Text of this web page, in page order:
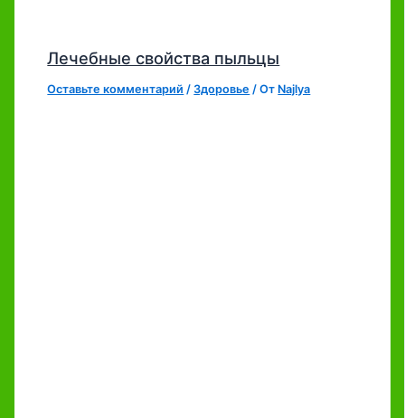
Лечебные свойства пыльцы
Оставьте комментарий /Здоровье / От Najlya